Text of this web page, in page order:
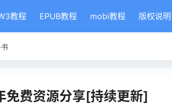
教程 EPUB教程 mobi教程 版权说明
免费资源分享[持续更新]